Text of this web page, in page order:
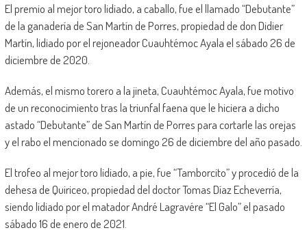
El premio al mejor toro lidiado, a caballo, fue el llamado “Debutante”
de la ganadería de San Martín de Porres, propiedad de don Didier
Martín, lidiado por el rejoneador Cuauhtémoc Ayala el sábado 26 de
diciembre de 2020.
Además, el mismo torero a la jineta, Cuauhtémoc Ayala, fue motivo
de un reconocimiento tras la triunfal faena que le hiciera a dicho
astado “Debutante” de San Martín de Porres para cortarle las orejas
y el rabo el mencionado se domingo 26 de diciembre del año pasado.
El trofeo al mejor toro lidiado, a pie, fue “Tamborcito” y procedió de la
dehesa de Quiriceo, propiedad del doctor Tomas Díaz Echeverría,
siendo lidiado por el matador André Lagravére “El Galo” el pasado
sábado 16 de enero de 2021.